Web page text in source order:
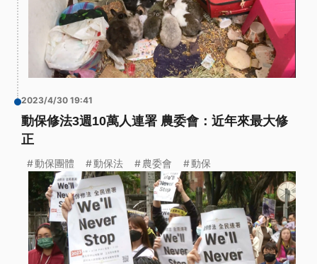
2023/4/30 19:41
動保修法3週10萬人連署 農委會：近年來最大修
正
動保團體 動保法 農委會 動保